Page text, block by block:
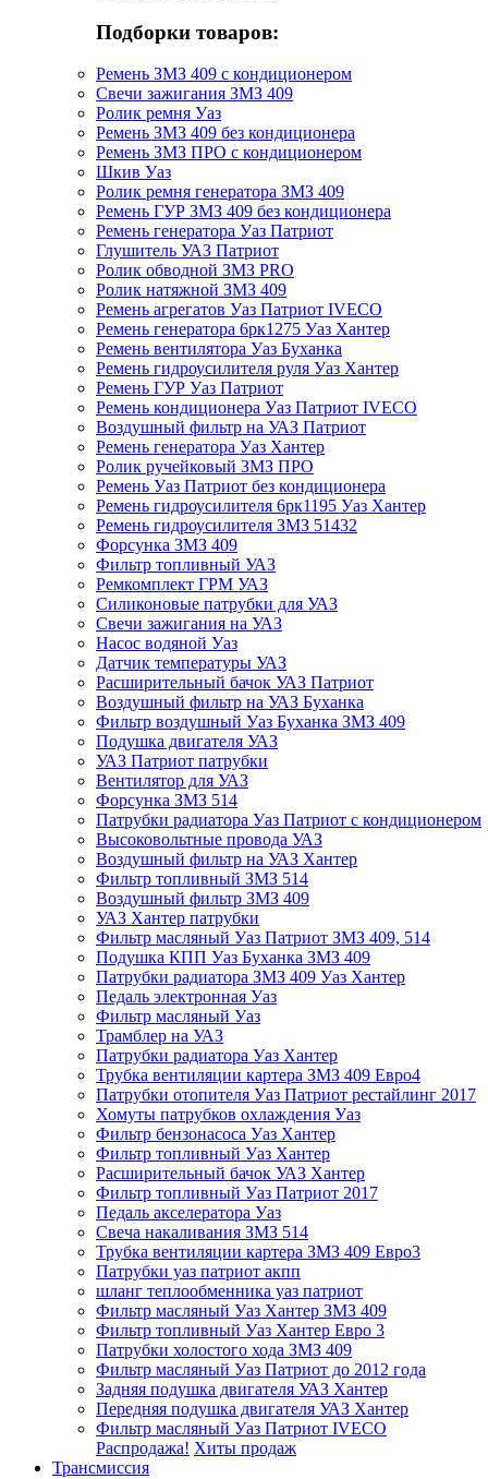
Подборки товаров:
Ремень ЗМЗ 409 с кондиционером
Свечи зажигания ЗМЗ 409
Ролик ремня Уаз
Ремень ЗМЗ 409 без кондиционера
Ремень ЗМЗ ПРО с кондиционером
Шкив Уаз
Ролик ремня генератора ЗМЗ 409
Ремень ГУР ЗМЗ 409 без кондиционера
Ремень генератора Уаз Патриот
Глушитель УАЗ Патриот
Ролик обводной ЗМЗ PRO
Ролик натяжной ЗМЗ 409
Ремень агрегатов Уаз Патриот IVECO
Ремень генератора 6рк1275 Уаз Хантер
Ремень вентилятора Уаз Буханка
Ремень гидроусилителя руля Уаз Хантер
Ремень ГУР Уаз Патриот
Ремень кондиционера Уаз Патриот IVECO
Воздушный фильтр на УАЗ Патриот
Ремень генератора Уаз Хантер
Ролик ручейковый ЗМЗ ПРО
Ремень Уаз Патриот без кондиционера
Ремень гидроусилителя 6рк1195 Уаз Хантер
Ремень гидроусилителя ЗМЗ 51432
Форсунка ЗМЗ 409
Фильтр топливный УАЗ
Ремкомплект ГРМ УАЗ
Силиконовые патрубки для УАЗ
Свечи зажигания на УАЗ
Насос водяной Уаз
Датчик температуры УАЗ
Расширительный бачок УАЗ Патриот
Воздушный фильтр на УАЗ Буханка
Фильтр воздушный Уаз Буханка ЗМЗ 409
Подушка двигателя УАЗ
УАЗ Патриот патрубки
Вентилятор для УАЗ
Форсунка ЗМЗ 514
Патрубки радиатора Уаз Патриот с кондиционером
Высоковольтные провода УАЗ
Воздушный фильтр на УАЗ Хантер
Фильтр топливный ЗМЗ 514
Воздушный фильтр ЗМЗ 409
УАЗ Хантер патрубки
Фильтр масляный Уаз Патриот ЗМЗ 409, 514
Подушка КПП Уаз Буханка ЗМЗ 409
Патрубки радиатора ЗМЗ 409 Уаз Хантер
Педаль электронная Уаз
Фильтр масляный Уаз
Трамблер на УАЗ
Патрубки радиатора Уаз Хантер
Трубка вентиляции картера ЗМЗ 409 Евро4
Патрубки отопителя Уаз Патриот рестайлинг 2017
Хомуты патрубков охлаждения Уаз
Фильтр бензонасоса Уаз Хантер
Фильтр топливный Уаз Хантер
Расширительный бачок УАЗ Хантер
Фильтр топливный Уаз Патриот 2017
Педаль акселератора Уаз
Свеча накаливания ЗМЗ 514
Трубка вентиляции картера ЗМЗ 409 Евро3
Патрубки уаз патриот акпп
шланг теплообменника уаз патриот
Фильтр масляный Уаз Хантер ЗМЗ 409
Фильтр топливный Уаз Хантер Евро 3
Патрубки холостого хода ЗМЗ 409
Фильтр масляный Уаз Патриот до 2012 года
Задняя подушка двигателя УАЗ Хантер
Передняя подушка двигателя УАЗ Хантер
Фильтр масляный Уаз Патриот IVECO
Распродажа! Хиты продаж
Трансмиссия